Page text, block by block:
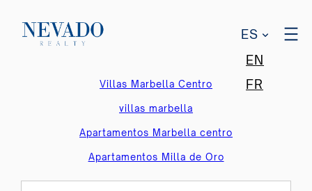
ES
EN
FR
Villas Marbella Centro
villas marbella
Apartamentos Marbella centro
Apartamentos Milla de Oro